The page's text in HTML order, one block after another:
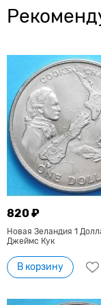
820 ₽
Новая Зеландия 1
Джеймс Кук
В корзину